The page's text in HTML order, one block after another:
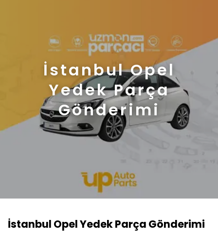
İstanbul Opel
Yedek Parça
Gönderimi
İstanbul Opel Yedek Parça Gönderimi